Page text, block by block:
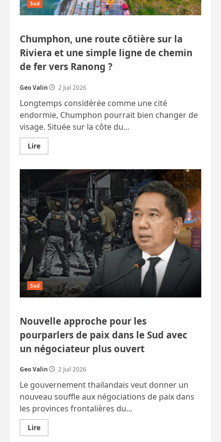
Sud
Chumphon, une route côtière sur la
Riviera et une simple ligne de chemin
de fer vers Ranong ?
Geo Valin 2 Juil 2026
Longtemps considérée comme une cité
endormie, Chumphon pourrait bien changer de
visage. Située sur la côte du...
LireEn
savoir
Chumphon,
côtière
sur
la
Riviera
et
une
simple
ligne
de
chemin
de
fer
vers
Ranong
?
Sud
Nouvelle approche pour les
pourparlers de paix dans le Sud avec
un négociateur plus ouvert
Geo Valin 2 Juil 2026
Le gouvernement thaïlandais veut donner un
nouveau souffle aux négociations de paix dans
les provinces frontalières du...
LireEn
savoir